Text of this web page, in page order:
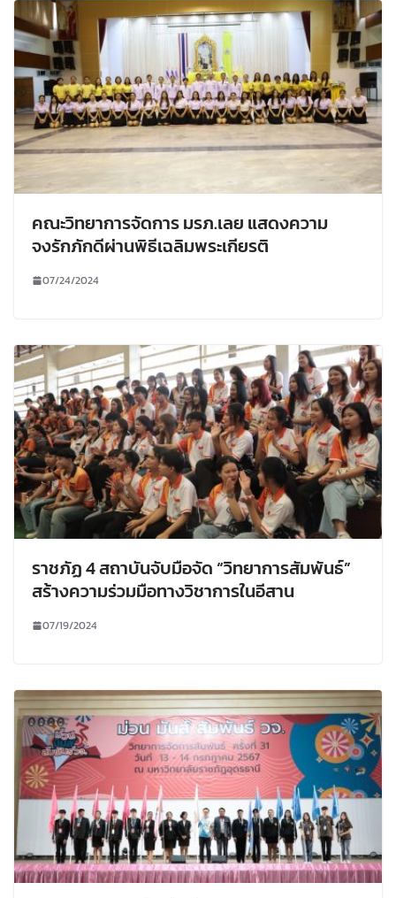
คณะวิทยาการจัดการ มรภ.เลย แสดงความ
จงรักภักดีผ่านพิธีเฉลิมพระเกียรติ
07/24/2024
ราชภัฏ 4 สถาบันจับมือจัด “วิทยาการสัมพันธ์”
สร้างความร่วมมือทางวิชาการในอีสาน
07/19/2024